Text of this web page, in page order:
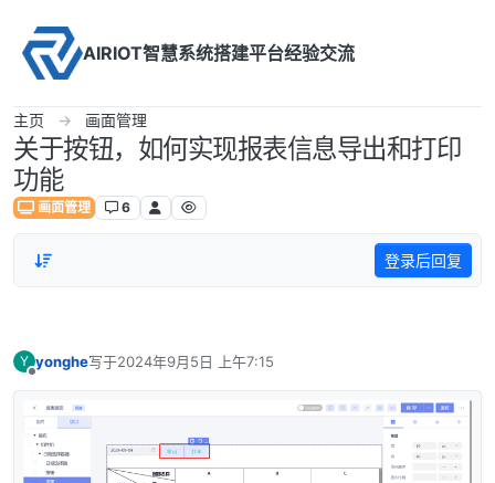
AIRIOT智慧系统搭建平台经验交流
主页 画面管理
关于按钮，如何实现报表信息导出和打印
功能
画面管理 6
登录后回复
Y yonghe写于2024年9月5日 上午7:15
最后由 编辑